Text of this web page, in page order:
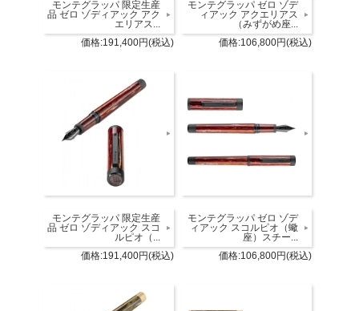
モンテグラッパ 限定生産
品 ゼロ ゾディアック アク
エリアス...
価格:191,400円(税込)
モンテグラッパ ゼロ ゾデ
ィアック アクエリアス
（みずがめ座...
価格:106,800円(税込)
モンテグラッパ 限定生産
品 ゼロ ゾディアック スコ
ルピオ（...
価格:191,400円(税込)
モンテグラッパ ゼロ ゾデ
ィアック スコルピオ（蠍
座）スチー...
価格:106,800円(税込)